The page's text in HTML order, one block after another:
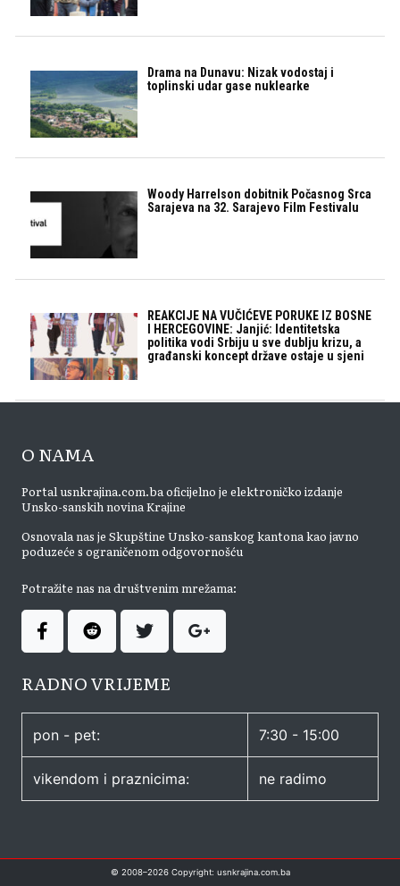
Drama na Dunavu: Nizak vodostaj i
toplinski udar gase nuklearke
Woody Harrelson dobitnik Počasnog Srca
Sarajeva na 32. Sarajevo Film Festivalu
REAKCIJE NA VUČIĆEVE PORUKE IZ BOSNE
I HERCEGOVINE: Janjić: Identitetska
politika vodi Srbiju u sve dublju krizu, a
građanski koncept države ostaje u sjeni
O NAMA
Portal usnkrajina.com.ba oficijelno je elektroničko izdanje
Unsko-sanskih novina Krajine
Osnovala nas je Skupštine Unsko-sanskog kantona kao javno
poduzeće s ograničenom odgovornošću
Potražite nas na društvenim mrežama:
RADNO VRIJEME
pon - pet: 7:30 - 15:00
vikendom i praznicima: ne radimo
© 2008–2026Copyright: usnkrajina.com.ba